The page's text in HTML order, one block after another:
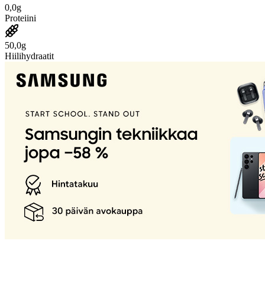
0,0g
Proteiini
50,0g
Hiilihydraatit